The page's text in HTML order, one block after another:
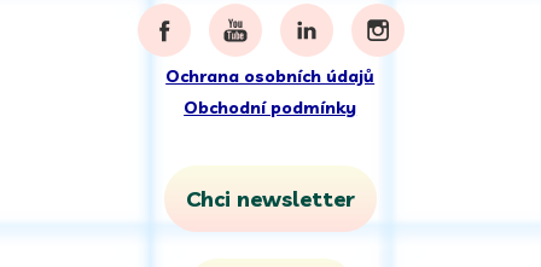
Ochrana osobních údajů
Obchodní podmínky
Chci newsletter